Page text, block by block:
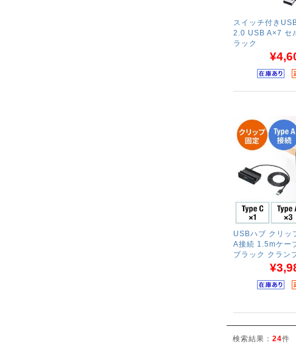
スイッチ付き
2.0 USB A×7 セ
ラック
USBハブ クリッ
A接続 1.5mケー
ブラック クラン
検索結果： 24件